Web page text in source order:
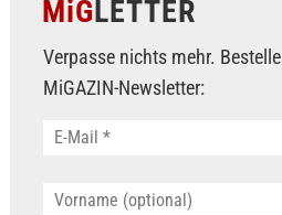
MiGLETTER
Verpasse nichts mehr.
MiGAZIN-Newsletter: